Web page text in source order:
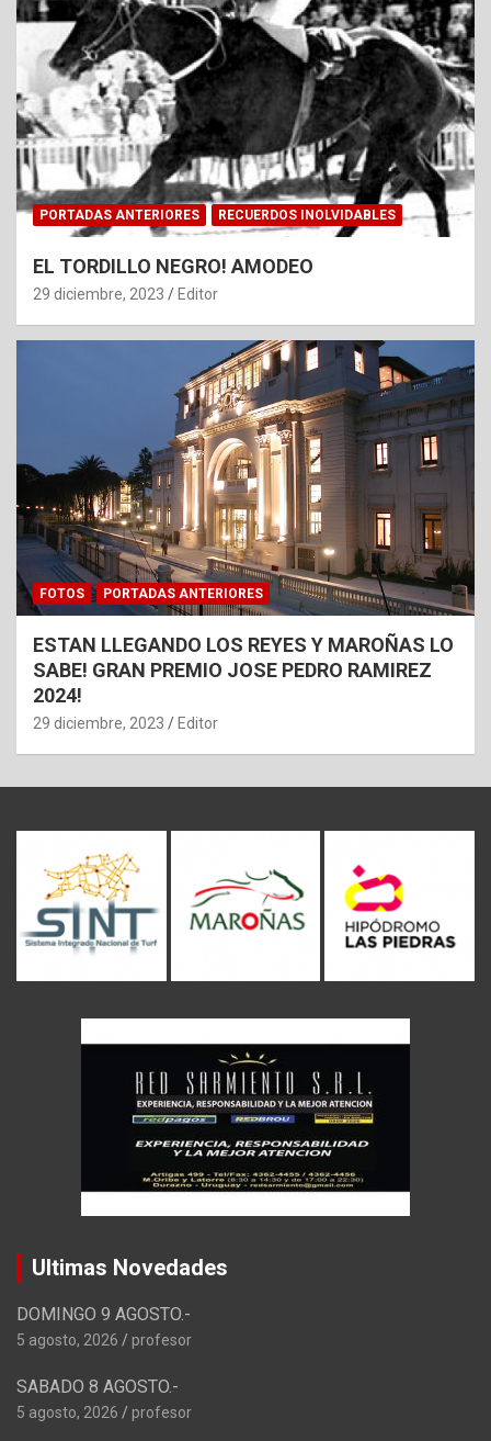
PORTADAS ANTERIORES RECUERDOS INOLVIDABLES
EL TORDILLO NEGRO! AMODEO
29 diciembre, 2023 Editor
FOTOS PORTADAS ANTERIORES
ESTAN LLEGANDO LOS REYES Y MAROÑAS LO
SABE! GRAN PREMIO JOSE PEDRO RAMIREZ
2024!
29 diciembre, 2023 Editor
Ultimas Novedades
DOMINGO 9 AGOSTO.-
5 agosto, 2026 profesor
SABADO 8 AGOSTO.-
5 agosto, 2026 profesor